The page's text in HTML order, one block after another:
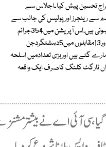
تحسین پیش کیا۔اجلاس سے
سے رینجرز اور پولیس کی جانب سے
جاری آپریشن میں ہمیں بڑی کامیابیاں حاصل ہوئی ہیں،اس آپریشن میں354جرائم
پیشہ عناصرکوگرفتار کیاگیا جبکہ260چھاپے اور13مقابلوں میں5دہشتگردجن
گئے ہیں اوربڑی تعدادمیں اسلحہ
ٹارگٹ کلنگ کاصرف ایک واقعہ